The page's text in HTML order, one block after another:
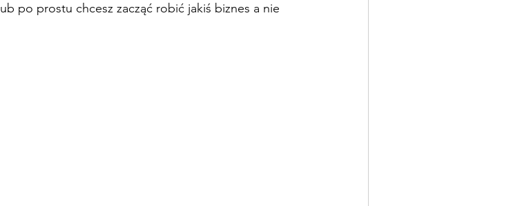
lub po prostu chcesz zacząć robić jakiś biznes a nie